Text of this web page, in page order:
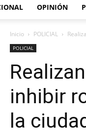
OPINIÓN
Inicio POLICIAL
POLICIAL
inhibir
la